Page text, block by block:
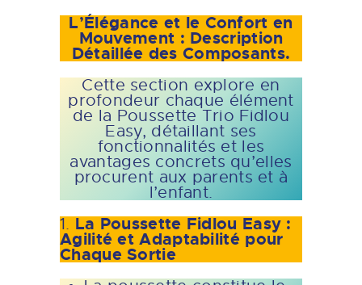
L’Élégance et le Confort en
Mouvement : Description
Détaillée des Composants.
Cette section explore en
profondeur chaque élément
de la Poussette Trio Fidlou
Easy, détaillant ses
fonctionnalités et les
avantages concrets qu’elles
procurent aux parents et à
l’enfant.
1. La Poussette Fidlou Easy :
Agilité et Adaptabilité pour
Chaque Sortie